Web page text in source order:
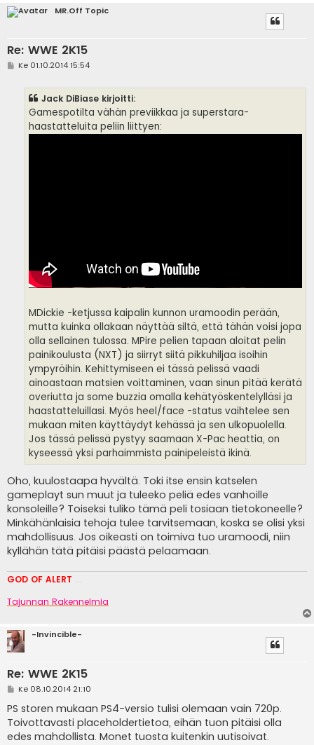
MR.Off Topic
Re: WWE 2K15
VKe 01.10.2014 15:54
Jack DiBiase kirjoitti:
Gamespotilta vähän previikkaa ja superstara-
haastatteluita peliin liittyen:
MDickie -ketjussa kaipalin kunnon uramoodin perään,
mutta kuinka ollakaan näyttää siltä, että tähän voisi jopa
olla sellainen tulossa. MPire pelien tapaan aloitat pelin
painikoulusta (NXT) ja siirryt siitä pikkuhiljaa isoihin
ympyröihin. Kehittymiseen ei tässä pelissä vaadi
ainoastaan matsien voittaminen, vaan sinun pitää kerätä
overiutta ja some buzzia omalla kehätyöskentelylläsi ja
haastatteluillasi. Myös heel/face -status vaihtelee sen
mukaan miten käyttäydyt kehässä ja sen ulkopuolella.
Jos tässä pelissä pystyy saamaan X-Pac heattia, on
kyseessä yksi parhaimmista painipeleistä ikinä.
Oho, kuulostaapa hyvältä. Toki itse ensin katselen
gameplayt sun muut ja tuleeko peliä edes vanhoille
konsoleille? Toiseksi tuliko tämä peli tosiaan tietokoneelle?
Minkähänlaisia tehoja tulee tarvitsemaan, koska se olisi yksi
mahdollisuus. Jos oikeasti on toimiva tuo uramoodi, niin
kyllähän tätä pitäisi päästä pelaamaan.
GOD OF ALERT
Tajunnan Rakennelmia
-Invincible-
Re: WWE 2K15
V
e
s
t
i
Ke 08.10.2014 21:10
PS storen mukaan PS4-versio tulisi olemaan vain 720p.
Toivottavasti placeholdertietoa, eihän tuon pitäisi olla
edes mahdollista. Monet tuosta kuitenkin uutisoivat.